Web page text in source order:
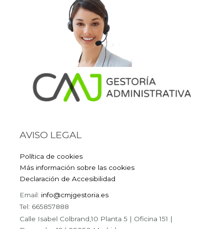
AVISO LEGAL
Política de cookies
Más información sobre las cookies
Declaración de Accesibilidad
Email: info@cmjgestoria.es
Tel: 665857888
Calle Isabel Colbrand,10 Planta 5 | Oficina 151 |